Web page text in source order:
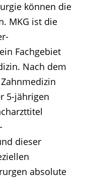
können die
MKG ist die
Fachgebiet
Nach dem
5-jährigen
dieser
absolute